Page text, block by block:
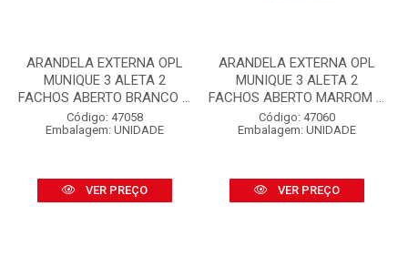
ARANDELA EXTERNA OPL
MUNIQUE 3 ALETA 2
FACHOS ABERTO BRANCO ...
Código: 47058
Embalagem: UNIDADE
VER PREÇO
ARANDELA EXTERNA OPL
MUNIQUE 3 ALETA 2
FACHOS ABERTO MARROM ...
Código: 47060
Embalagem: UNIDADE
VER PREÇO